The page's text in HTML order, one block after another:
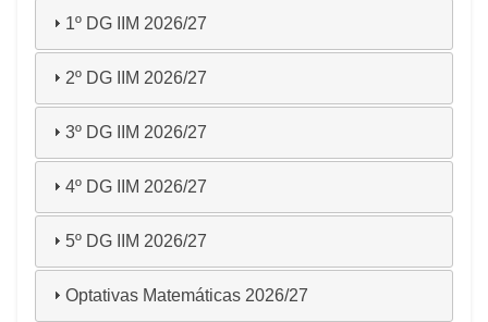
1º DG IIM 2026/27
2º DG IIM 2026/27
3º DG IIM 2026/27
4º DG IIM 2026/27
5º DG IIM 2026/27
Optativas Matemáticas 2026/27